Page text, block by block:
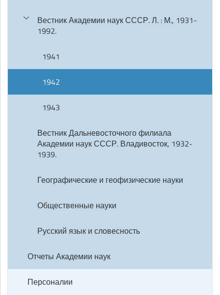
Вестник Академии наук СССР. Л. : М., 1931-
1992.
1941
1942
1943
Вестник Дальневосточного филиала
Академии наук СССР. Владивосток, 1932-
1939.
Географические и геофизические науки
Общественные науки
Русский язык и словесность
Отчеты Академии наук
Персоналии